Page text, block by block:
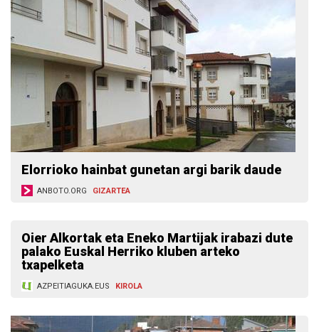
Elorrioko hainbat gunetan argi barik daude
ANBOTO.ORG GIZARTEA
Oier Alkortak eta Eneko Martijak irabazi dute
palako Euskal Herriko kluben arteko
txapelketa
AZPEITIAGUKA.EUS KIROLA